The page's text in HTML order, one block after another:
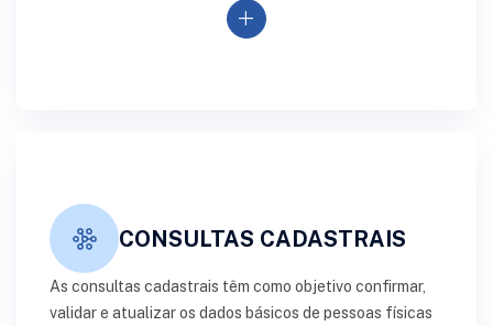
add
CONSULTAS CADASTRAIS
As consultas cadastrais têm como objetivo confirmar,
validar e atualizar os dados básicos de pessoas físicas